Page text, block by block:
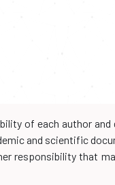
of each author
and scientific
responsibility that